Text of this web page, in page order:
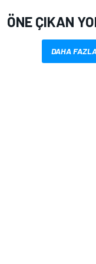
ÖNE ÇIKAN
DAHA